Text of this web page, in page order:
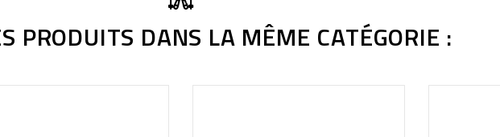
PRODUITS DANS LA MÊME CATÉGORIE :